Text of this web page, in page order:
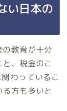
い日本の
教育が十分
、税金のこ
わっているこ
方も多いと